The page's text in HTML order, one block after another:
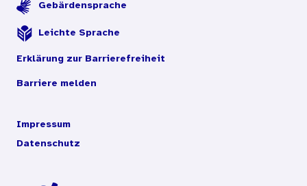
Gebärdensprache
Leichte Sprache
Erklärung zur Barrierefreiheit
Barriere melden
Impressum
Datenschutz